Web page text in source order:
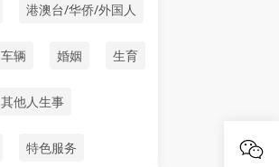
港澳台/华侨/外国人
车辆 婚姻 生育
其他人生事
特色服务